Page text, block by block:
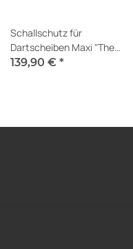
Schallschutz für
Dartscheiben Maxi "The
Board of Silence®" V4
139,90 € *